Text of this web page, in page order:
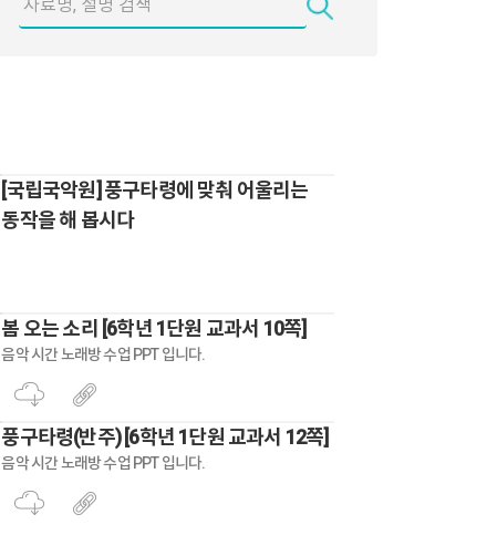
[국립국악원] 풍구타령에 맞춰 어울리는
동작을 해 봅시다
봄 오는 소리 [6학년 1단원 교과서 10쪽]
음악 시간 노래방 수업 PPT 입니다.
풍구타령(반주) [6학년 1단원 교과서 12쪽]
음악 시간 노래방 수업 PPT 입니다.